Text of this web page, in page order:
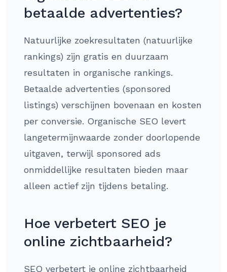
betaalde advertenties?
Natuurlijke zoekresultaten (natuurlijke
rankings) zijn gratis en duurzaam
resultaten in organische rankings.
Betaalde advertenties (sponsored
listings) verschijnen bovenaan en kosten
per conversie. Organische SEO levert
langetermijnwaarde zonder doorlopende
uitgaven, terwijl sponsored ads
onmiddellijke resultaten bieden maar
alleen actief zijn tijdens betaling.
Hoe verbetert SEO je
online zichtbaarheid?
SEO verbetert je online zichtbaarheid